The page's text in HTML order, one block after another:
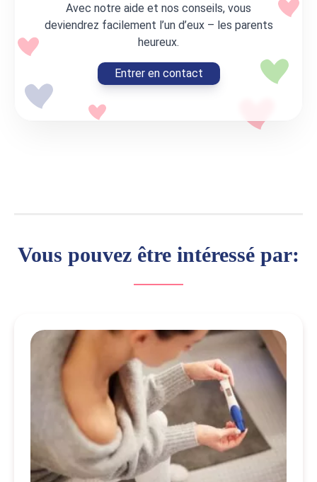
Avec notre aide et nos conseils, vous
deviendrez facilement l’un d’eux – les parents
heureux.
Entrer en contact
Vous pouvez être intéressé par: